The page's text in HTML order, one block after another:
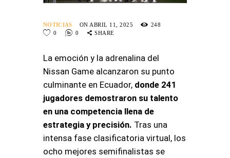
NOTICIAS ON ABRIL 11, 2025
248
0
0 SHARE
La emoción y la adrenalina del
Nissan Game alcanzaron su punto
culminante en Ecuador, donde 241
jugadores demostraron su talento
en una competencia llena de
estrategia y precisión. Tras una
intensa fase clasificatoria virtual, los
ocho mejores semifinalistas se